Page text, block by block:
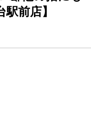
前店】